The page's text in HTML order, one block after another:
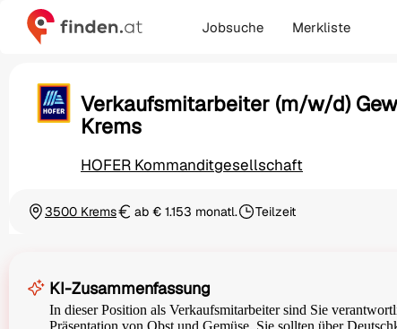
Jobsuche Merkliste
Verkaufsmitarbeiter (m/w/d)
Krems
HOFER Kommanditgesellschaft
Ortschaft
3500 KremsGehaltab € 1.153 monatl.Beschäftigungsart
Teilzeit
KI-Zusammenfassung
In dieser Position als Verkaufsmitarbeiter sind Sie